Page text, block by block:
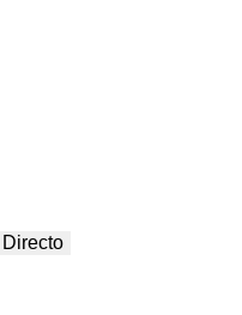
Directo